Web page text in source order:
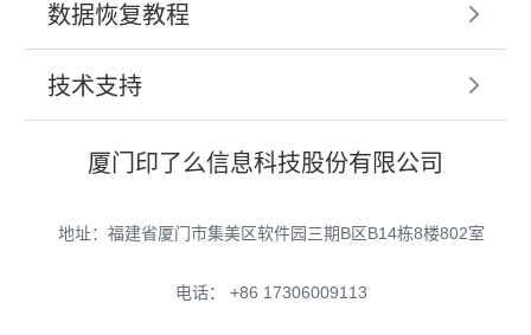
数据恢复教程
技术支持
厦门印了么信息科技股份有限公司
地址：福建省厦门市集美区软件园三期B区B14栋8楼802室
电话： +86 17306009113